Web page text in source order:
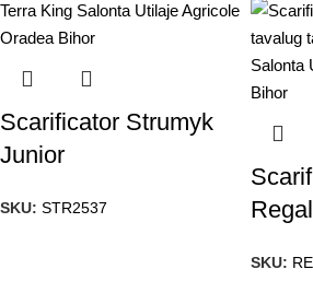
Scarificator Strumyk
Junior
SKU: STR2537
SKU: